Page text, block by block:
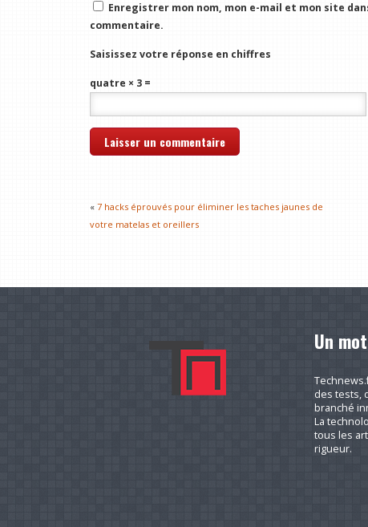
Enregistrer mon nom, mon e-mail et mon site
commentaire.
Saisissez votre réponse en chiffres
quatre × 3 =
« 7 hacks éprouvés pour éliminer les taches jaunes de
votre matelas et oreillers
Un mot
des tests,
branché
La
tous les
rigueur.